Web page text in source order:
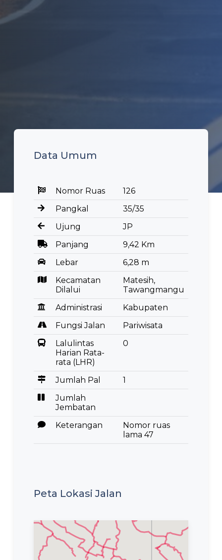
Data Umum
Nomor Ruas
126
Pangkal
35/35
Ujung
JP
Panjang
9,42 Km
Lebar
6,28 m
Kecamatan
Dilalui
Matesih,
Tawangmangu
Administrasi
Kabupaten
Fungsi Jalan
Pariwisata
Lalulintas
Harian Rata-
rata (LHR)
0
Jumlah Pal
1
Jumlah
Jembatan
Keterangan
Nomor ruas
lama 47
Peta Lokasi Jalan